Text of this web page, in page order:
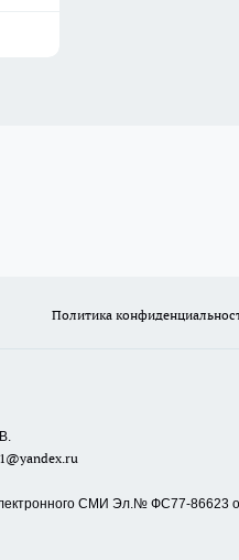
Политика
СМИ Эл.№ ФС77-86623